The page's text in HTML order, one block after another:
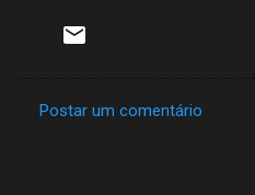
Postar um comentário